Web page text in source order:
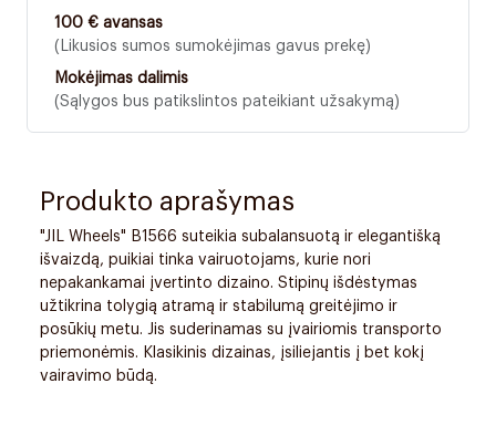
100 € avansas
(Likusios sumos sumokėjimas gavus prekę)
Mokėjimas dalimis
(Sąlygos bus patikslintos pateikiant užsakymą)
Produkto aprašymas
"JIL Wheels" B1566 suteikia subalansuotą ir elegantišką
išvaizdą, puikiai tinka vairuotojams, kurie nori
nepakankamai įvertinto dizaino. Stipinų išdėstymas
užtikrina tolygią atramą ir stabilumą greitėjimo ir
posūkių metu. Jis suderinamas su įvairiomis transporto
priemonėmis. Klasikinis dizainas, įsiliejantis į bet kokį
vairavimo būdą.